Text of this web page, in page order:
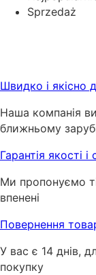
Sprzedaż
Швидко і якісно
Наша компанія
ближньому
Гарантія якості
Ми пропонуємо
впенені
Повернення
У вас є 14 днів,
покупку